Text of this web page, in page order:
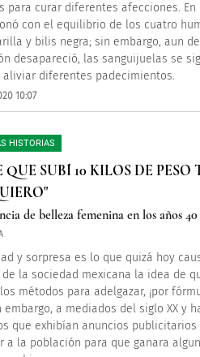
para curar diferentes afecciones.
con el equilibrio de los cuatro
y bilis negra; sin embargo, aun
desapareció, las sanguijuelas se
diferentes padecimientos.
10:07
HISTORIAS
QUE SUBÍ 10 KILOS DE
de belleza femenina en los años 40
y sorpresa es lo que quizá hoy
la sociedad mexicana la idea de
métodos para adelgazar, ¡por
embargo, a mediados del siglo XX y
que exhibían anuncios publicitarios
a la población para que ganara